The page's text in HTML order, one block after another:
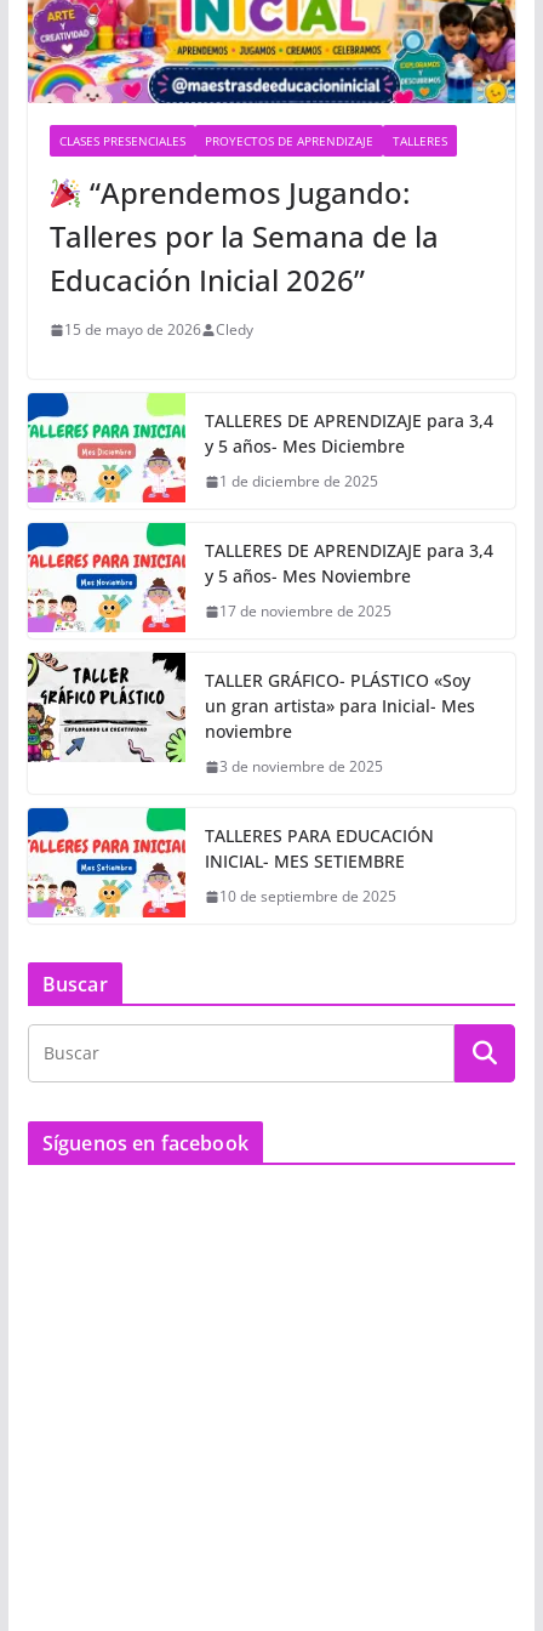
CLASES PRESENCIALES PROYECTOS DE APRENDIZAJE TALLERES
“Aprendemos Jugando:
Talleres por la Semana de la
Educación Inicial 2026”
15 de mayo de 2026 Cledy
TALLERES DE APRENDIZAJE para 3,4
y 5 años- Mes Diciembre
1 de diciembre de 2025
TALLERES DE APRENDIZAJE para 3,4
y 5 años- Mes Noviembre
17 de noviembre de 2025
TALLER GRÁFICO- PLÁSTICO «Soy
un gran artista» para Inicial- Mes
noviembre
3 de noviembre de 2025
TALLERES PARA EDUCACIÓN
INICIAL- MES SETIEMBRE
10 de septiembre de 2025
Buscar
Síguenos en facebook